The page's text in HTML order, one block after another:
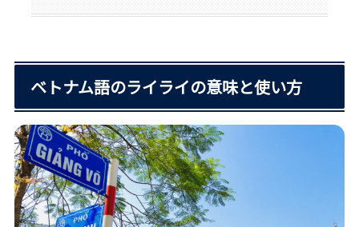
ベトナム語のライライの意味と使い方